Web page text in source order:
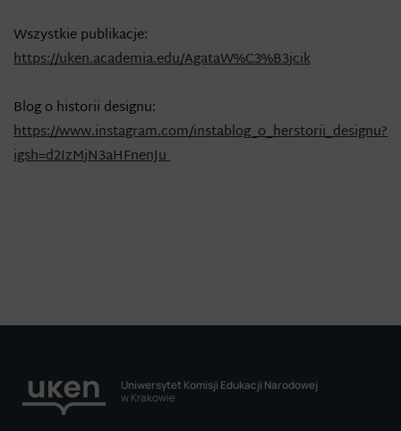
Wszystkie publikacje:
https://uken.academia.edu/AgataW%C3%B3jcik
Blog o historii designu:
https://www.instagram.com/instablog_o_herstorii_designu?
igsh=d2IzMjN3aHFnenJu
Uniwersytet Komisji Edukacji Narodowej
w Krakowie